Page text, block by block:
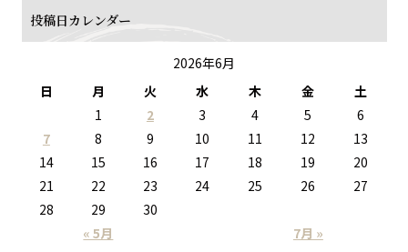
投稿日カレンダー
2026年6月
日
月 火 水 木 金 土
« 5月 7月 »
1 2 3 4 5
6
7
8 9 10 11 12
13
14
15 16 17 18 19
20
21
22 23 24 25 26
27
28
29 30